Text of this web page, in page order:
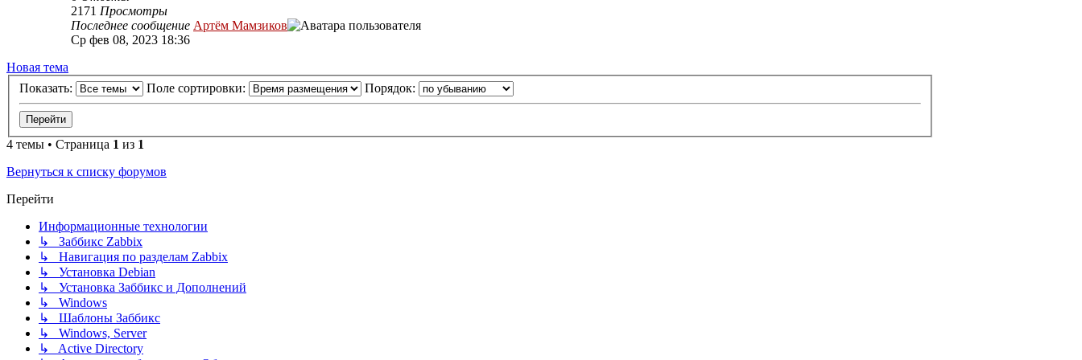
2171 Просмотры
Последнее сообщение Артём Мамзиков
Ср фев 08, 2023 18:36
Новая тема
Показать:
Поле сортировки: Порядок:
4 темы • Страница 1 из 1
Вернуться к списку форумов
Перейти
Информационные технологии
↳ Заббикс Zabbix
↳ Навигация по разделам Zabbix
↳ Установка Debian
↳ Установка Заббикс и Дополнений
↳ Windows
↳ Шаблоны Заббикс
↳ Windows, Server
↳ Active Directory